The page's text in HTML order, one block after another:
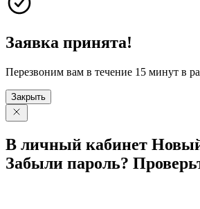
Заявка принята!
Перезвоним вам в течение 15 минут в
Закрыть
В личный кабинет
Забыли пароль?